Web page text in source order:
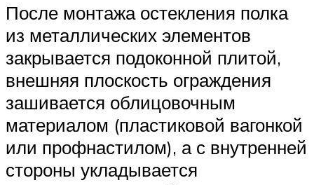
После монтажа остекления полка
из металлических элементов
закрывается подоконной плитой,
внешняя плоскость ограждения
зашивается облицовочным
материалом (пластиковой вагонкой
или профнастилом), а с внутренней
стороны укладывается